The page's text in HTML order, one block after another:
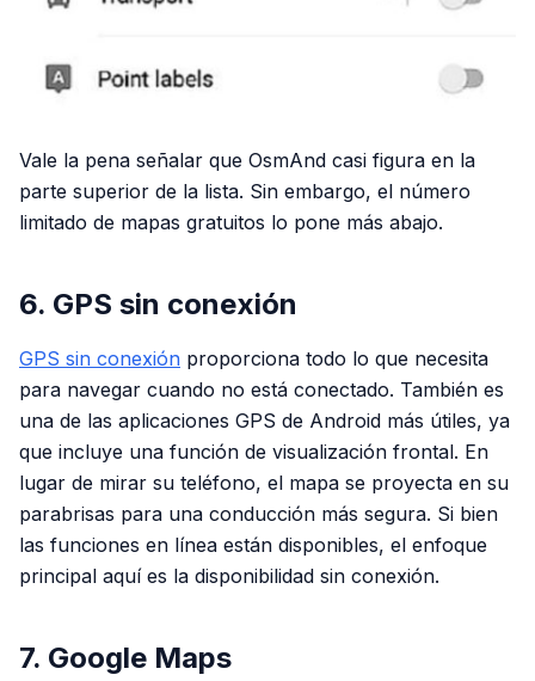
Vale la pena señalar que OsmAnd casi figura en la
parte superior de la lista. Sin embargo, el número
limitado de mapas gratuitos lo pone más abajo.
6. GPS sin conexión
GPS sin conexión proporciona todo lo que necesita
para navegar cuando no está conectado. También es
una de las aplicaciones GPS de Android más útiles, ya
que incluye una función de visualización frontal. En
lugar de mirar su teléfono, el mapa se proyecta en su
parabrisas para una conducción más segura. Si bien
las funciones en línea están disponibles, el enfoque
principal aquí es la disponibilidad sin conexión.
7. Google Maps